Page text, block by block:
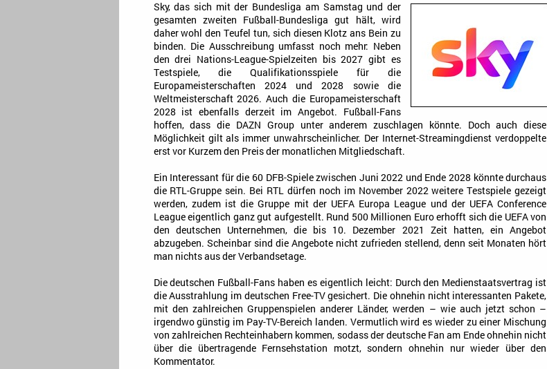
Sky, das sich mit der Bundesliga am Samstag und der
gesamten zweiten Fußball-Bundesliga gut hält, wird
daher wohl den Teufel tun, sich diesen Klotz ans Bein zu
binden. Die Ausschreibung umfasst noch mehr: Neben
den drei Nations-League-Spielzeiten bis 2027 gibt es
Testspiele, die Qualifikationsspiele für die
Europameisterschaften 2024 und 2028 sowie die
Weltmeisterschaft 2026. Auch die Europameisterschaft
2028 ist ebenfalls derzeit im Angebot. Fußball-Fans
hoffen, dass die DAZN Group unter anderem zuschlagen könnte. Doch auch diese
Möglichkeit gilt als immer unwahrscheinlicher. Der Internet-Streamingdienst verdoppelte
erst vor Kurzem den Preis der monatlichen Mitgliedschaft.
Ein Interessant für die 60 DFB-Spiele zwischen Juni 2022 und Ende 2028 könnte durchaus
die RTL-Gruppe sein. Bei RTL dürfen noch im November 2022 weitere Testspiele gezeigt
werden, zudem ist die Gruppe mit der UEFA Europa League und der UEFA Conference
League eigentlich ganz gut aufgestellt. Rund 500 Millionen Euro erhofft sich die UEFA von
den deutschen Unternehmen, die bis 10. Dezember 2021 Zeit hatten, ein Angebot
abzugeben. Scheinbar sind die Angebote nicht zufrieden stellend, denn seit Monaten hört
man nichts aus der Verbandsetage.
Die deutschen Fußball-Fans haben es eigentlich leicht: Durch den Medienstaatsvertrag ist
die Ausstrahlung im deutschen Free-TV gesichert. Die ohnehin nicht interessanten Pakete,
mit den zahlreichen Gruppenspielen anderer Länder, werden – wie auch jetzt schon –
irgendwo günstig im Pay-TV-Bereich landen. Vermutlich wird es wieder zu einer Mischung
von zahlreichen Rechteinhabern kommen, sodass der deutsche Fan am Ende ohnehin nicht
über die übertragende Fernsehstation motzt, sondern ohnehin nur wieder über den
Kommentator.